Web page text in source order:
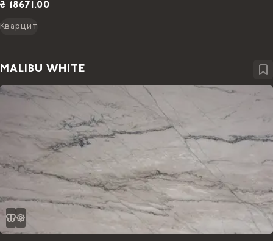
₴ 18671.00
Кварцит
MALIBU WHITE